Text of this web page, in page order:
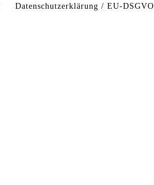
Datenschutzerklärung / EU-DSGVO